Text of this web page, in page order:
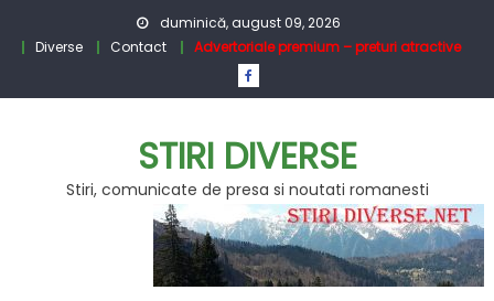
duminică, august 09, 2026
Diverse
Contact Advertoriale premium – preturi atractive
STIRI DIVERSE
Stiri, comunicate de presa si noutati romanesti